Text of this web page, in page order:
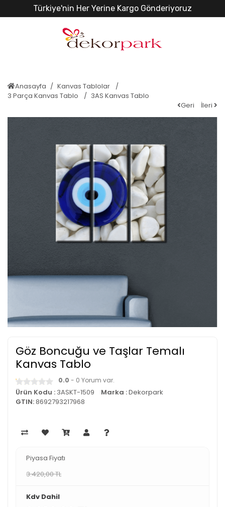
Türkiye'nin Her Yerine Kargo Gönderiyoruz
Anasayfa
Kanvas Tablolar
3 Parça Kanvas Tablo
3AS Kanvas Tablo
Geri
İleri
Göz Boncuğu ve Taşlar Temalı
Kanvas Tablo
0.0 - 0 Yorum var.
Ürün Kodu : 3ASKT-1509 Marka :Dekorpark
GTIN:8692793217968
Piyasa Fiyatı
3.420,00 TL
Kdv Dahil